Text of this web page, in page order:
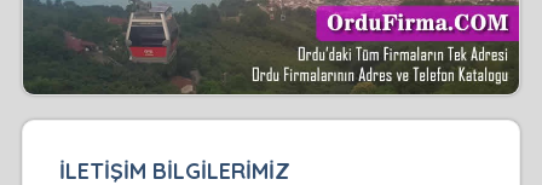
İLETİŞİM BİLGİLERİMİZ